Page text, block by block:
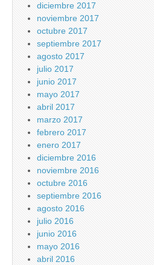
diciembre 2017
noviembre 2017
octubre 2017
septiembre 2017
agosto 2017
julio 2017
junio 2017
mayo 2017
abril 2017
marzo 2017
febrero 2017
enero 2017
diciembre 2016
noviembre 2016
octubre 2016
septiembre 2016
agosto 2016
julio 2016
junio 2016
mayo 2016
abril 2016